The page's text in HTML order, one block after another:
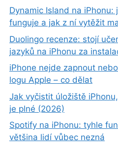
Dynamic Island na iPhonu:
funguje a jak z ní vytěžit
Duolingo recenze: stojí
jazyků na iPhonu za
iPhone nejde zapnout
logu Apple – co dělat
Jak vyčistit úložiště
je plné (2026)
Spotify na iPhonu: tyhle
většina lidí vůbec nezná